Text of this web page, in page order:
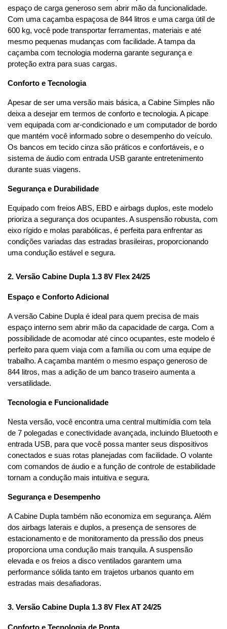
espaço de carga generoso sem abrir mão da funcionalidade.
Com uma caçamba espaçosa de 844 litros e uma carga útil de
600 kg, você pode transportar ferramentas, materiais e até
mesmo pequenas mudanças com facilidade. A tampa da
caçamba com tecnologia moderna garante segurança e
proteção extra para suas cargas.
Conforto e Tecnologia
Apesar de ser uma versão mais básica, a Cabine Simples não
deixa a desejar em termos de conforto e tecnologia. A picape
vem equipada com ar-condicionado e um computador de bordo
que mantém você informado sobre o desempenho do veículo.
Os bancos em tecido cinza são práticos e confortáveis, e o
sistema de áudio com entrada USB garante entretenimento
durante suas viagens.
Segurança e Durabilidade
Equipado com freios ABS, EBD e airbags duplos, este modelo
prioriza a segurança dos ocupantes. A suspensão robusta, com
eixo rígido e molas parabólicas, é perfeita para enfrentar as
condições variadas das estradas brasileiras, proporcionando
uma condução estável e segura.
2. Versão Cabine Dupla 1.3 8V Flex 24/25
Espaço e Conforto Adicional
A versão Cabine Dupla é ideal para quem precisa de mais
espaço interno sem abrir mão da capacidade de carga. Com a
possibilidade de acomodar até cinco ocupantes, este modelo é
perfeito para quem viaja com a família ou com uma equipe de
trabalho. A caçamba mantém o mesmo espaço generoso de
844 litros, mas a adição de um banco traseiro aumenta a
versatilidade.
Tecnologia e Funcionalidade
Nesta versão, você encontra uma central multimídia com tela
de 7 polegadas e conectividade avançada, incluindo Bluetooth e
entrada USB, para que você possa manter seus dispositivos
conectados e suas rotas planejadas com facilidade. O volante
com comandos de áudio e a função de controle de estabilidade
tornam a condução mais intuitiva e segura.
Segurança e Desempenho
A Cabine Dupla também não economiza em segurança. Além
dos airbags laterais e duplos, a presença de sensores de
estacionamento e de monitoramento da pressão dos pneus
proporciona uma condução mais tranquila. A suspensão
elevada e os freios a disco ventilados garantem uma
performance sólida tanto em trajetos urbanos quanto em
estradas mais desafiadoras.
3. Versão Cabine Dupla 1.3 8V Flex AT 24/25